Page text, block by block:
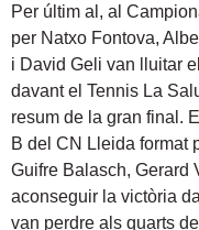
Per últim al, al
per Natxo Fontova,
i David Geli van lluitar
davant el Tennis La
resum de la gran final.
B del CN Lleida format
Guifre Balasch, Gerard
aconseguir la victòria
van perdre als quarts